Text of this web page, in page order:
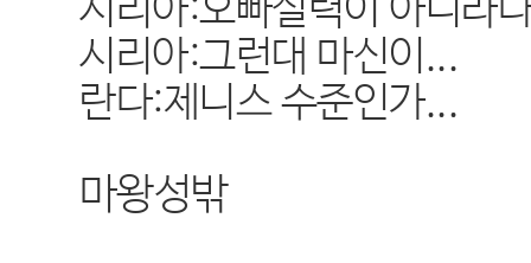
시리아:오빠실력이 아니라
시리아:그런대 마신이...
란다:제니스 수준인가...
마왕성밖